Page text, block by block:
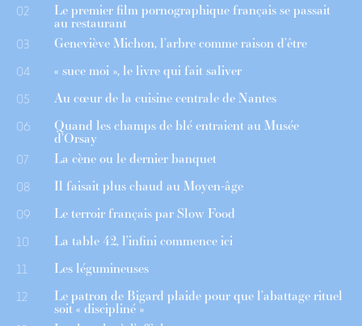
02 Le premier film pornographique français se passait
au restaurant
03 Geneviève Michon, l’arbre comme raison d’être
04 « suce moi », le livre qui fait saliver
05 Au cœur de la cuisine centrale de Nantes
06 Quand les champs de blé entraient au Musée
d’Orsay
07 La cène ou le dernier banquet
08 Il faisait plus chaud au Moyen-âge
09 Le terroir français par Slow Food
10 La table 42, l’infini commence ici
11 Les légumineuses
12 Le patron de Bigard plaide pour que l’abattage rituel
soit « discipliné »